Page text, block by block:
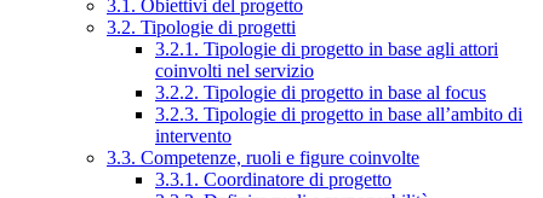
3.1. Obiettivi del progetto
3.2. Tipologie di progetti
3.2.1. Tipologie di progetto in base agli attori
coinvolti nel servizio
3.2.2. Tipologie di progetto in base al focus
3.2.3. Tipologie di progetto in base all’ambito di
intervento
3.3. Competenze, ruoli e figure coinvolte
3.3.1. Coordinatore di progetto